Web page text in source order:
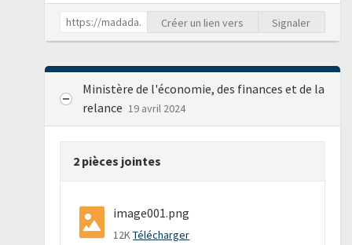
Créer un lien vers Signaler
Ministère de l'économie, des finances et de la
relance 19 avril 2024
2 pièces jointes
image001.png
12KTélécharger